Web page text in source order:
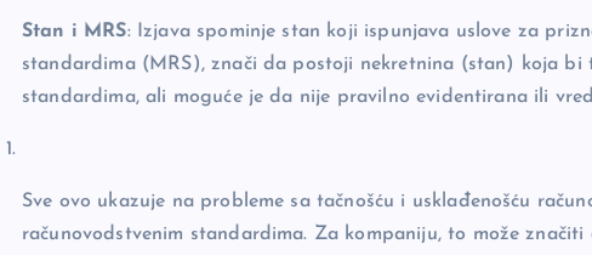
Stan i MRS: Izjava spominje stan koji ispunjava uslove za
standardima (MRS), znači da postoji nekretnina (stan) koja
standardima, ali moguće je da nije pravilno evidentirana ili
Sve ovo ukazuje na probleme sa tačnošću i usklađenošću
računovodstvenim standardima. Za kompaniju, to može